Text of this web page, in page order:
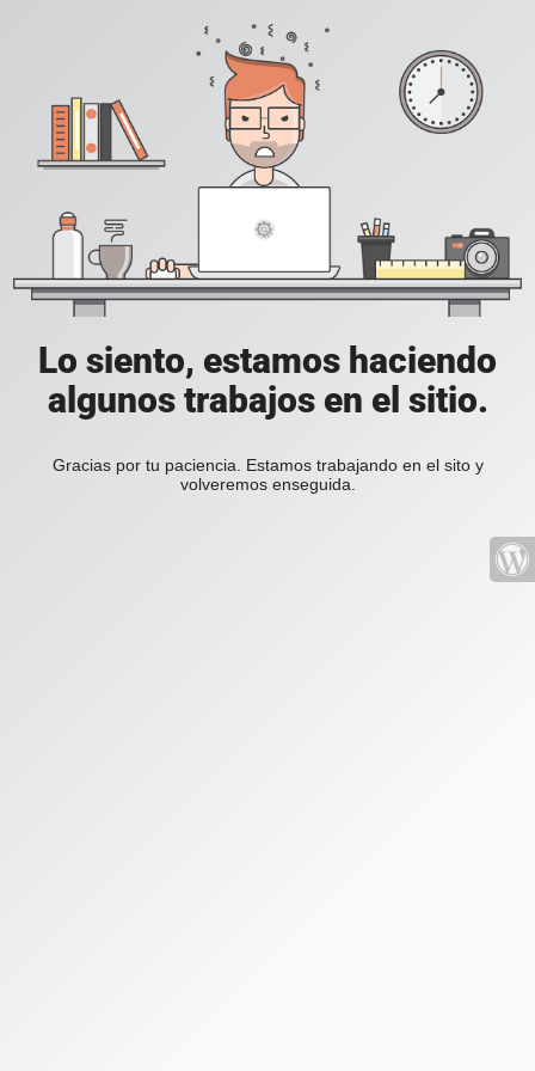
Lo siento, estamos haciendo
algunos trabajos en el sitio.
Gracias por tu paciencia. Estamos trabajando en el sito y
volveremos enseguida.